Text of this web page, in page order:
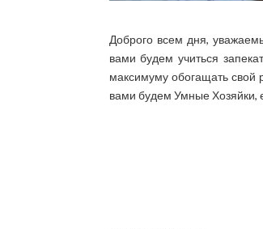
Доброго всем дня,
вами будем учиться
максимуму обогащать
вами будем Умные Хозяйки,